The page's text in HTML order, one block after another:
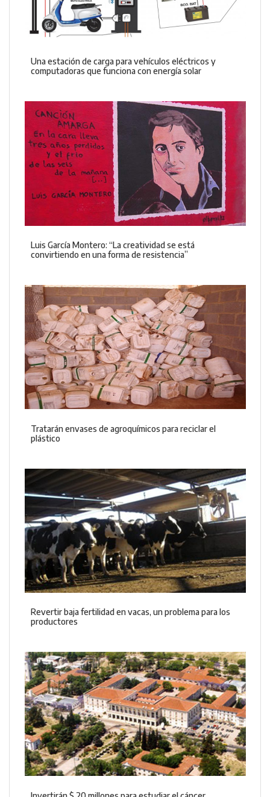
Una estación de carga para vehículos eléctricos y
computadoras que funciona con energía solar
Luis García Montero: “La creatividad se está
convirtiendo en una forma de resistencia”
Tratarán envases de agroquímicos para reciclar el
plástico
Revertir baja fertilidad en vacas, un problema para los
productores